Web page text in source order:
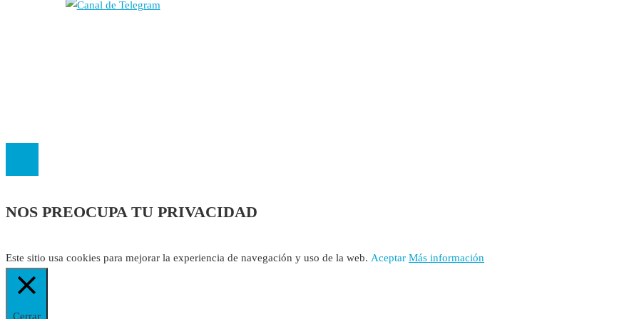
NOS PREOCUPA TU PRIVACIDAD
Este sitio usa cookies para mejorar la experiencia de navegación y uso de la web. Aceptar Más información
Cerrar